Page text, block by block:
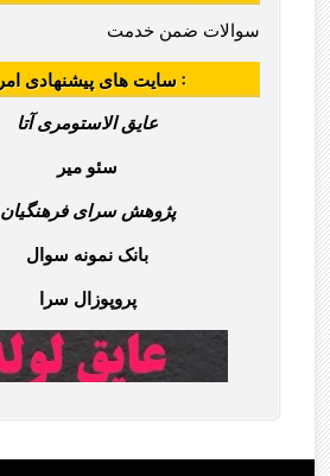
سوالات ضمن خدمت
سایت های پیشنهادی امروز :
عایق الاستومری آتا
سئو میر
پژوهش سرای فرهنگیان
بانک نمونه سوال
پروپوزال سرا